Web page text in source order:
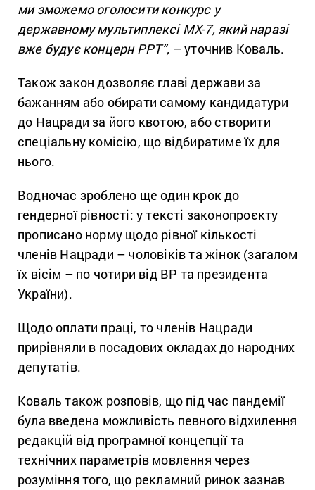
мизможемо оголосити конкурс у
державному мультиплексі MX-7, який наразі
вже будує концерн РРТ”, – уточнив Коваль.
Також закон дозволяє главі держави за
бажанням або обирати самому кандидатури
до Нацради за його квотою, або створити
спеціальну комісію, що відбиратиме їх для
нього.
Водночас зроблено ще один крок до
гендерної рівності: у тексті законопроєкту
прописано норму щодо рівної кількості
членів Нацради – чоловіків та жінок (загалом
їх вісім – по чотири від ВР та президента
України).
Щодо оплати праці, то членів Нацради
прирівняли в посадових окладах до народних
депутатів.
Коваль також розповів, що під час пандемії
була введена можливість певного відхилення
редакцій від програмної концепції та
технічних параметрів мовлення через
розуміння того, що рекламний ринок зазнав